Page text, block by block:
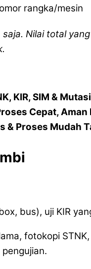
rangka/mesin
Nilai total
KIR, SIM &
Cepat,
& Proses Mudah
bus), uji KIR
fotokopi